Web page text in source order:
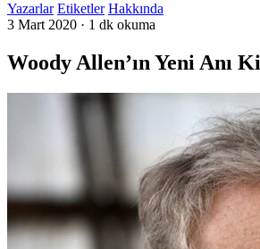
Yazarlar Etiketler Hakkında
3 Mart 2020 · 1 dk okuma
Woody Allen’ın Yeni Anı